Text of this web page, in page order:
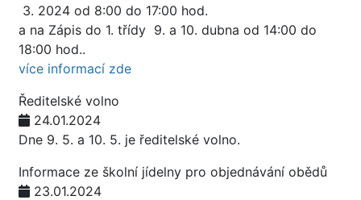
3. 2024 od 8:00 do 17:00 hod.
a na Zápis do 1. třídy 9. a 10. dubna od 14:00 do
18:00 hod..
více informací zde
Ředitelské volno
24.01.2024
Dne 9. 5. a 10. 5. je ředitelské volno.
Informace ze školní jídelny pro objednávání obědů
23.01.2024